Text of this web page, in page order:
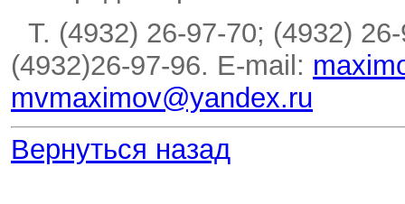
Т. (4932) 26-97-70; (4932)
(4932)26-97-96. E-mail:
mvmaximov@yandex.ru
Вернуться назад